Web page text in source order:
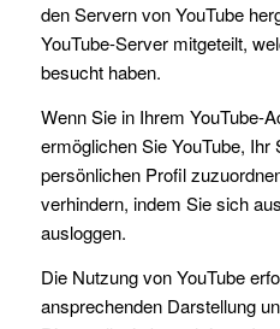
den Servern von YouTube
YouTube-Server mitgeteilt,
besucht haben.
Wenn Sie in Ihrem YouTube-
ermöglichen Sie YouTube,
persönlichen Profil
verhindern, indem Sie sich
ausloggen.
Die Nutzung von YouTube
ansprechenden Darstellung